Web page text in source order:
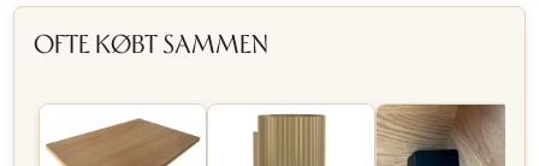
OFTE KØBT SAMMEN